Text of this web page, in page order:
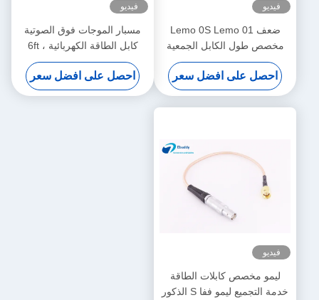
فيديو
ضعف Lemo 0S Lemo 01
مخصص طول الكابل الجمعية
6ft لالموجات فوق الصوتية
التحقيق
احصل على افضل سعر
فيديو
مسبار الموجات فوق الصوتية
كابل الطاقة الكهربائية ، 6ft
جمعيات الكابلات المحورية
المخصصة
احصل على افضل سعر
فيديو
ليمو مخصص كابلات الطاقة
خدمة التجميع ليمو ففا S الذكور